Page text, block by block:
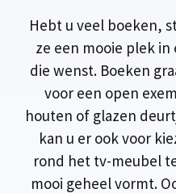
Hebt u veel boeken,
ze een mooie plek in
die wenst. Boeken
voor een open
houten of glazen
kan u er ook voor
rond het tv-meubel
mooi geheel vormt.